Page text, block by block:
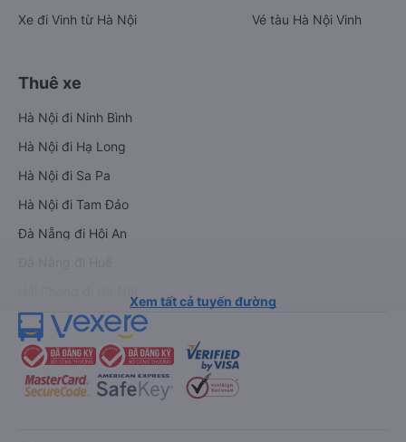
Xe đi Vinh từ Hà Nội
Vé tàu Hà Nội Vinh
Thuê xe
Hà Nội đi Ninh Bình
Hà Nội đi Hạ Long
Hà Nội đi Sa Pa
Hà Nội đi Tam Đảo
Đà Nẵng đi Hội An
Xem tất cả tuyến đường